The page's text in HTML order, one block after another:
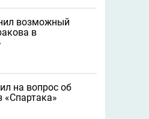
возможный
в
на вопрос об
«Спартака»